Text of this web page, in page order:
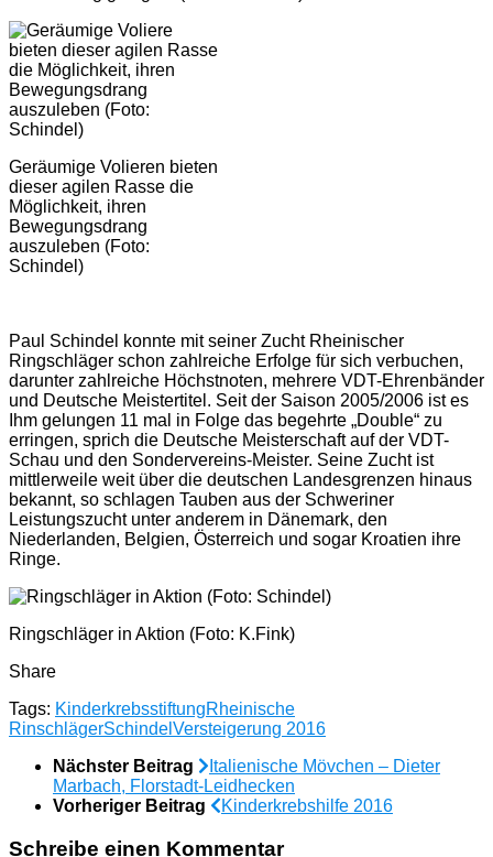
Geräumige Volieren bieten
dieser agilen Rasse die
Möglichkeit, ihren
Bewegungsdrang
auszuleben (Foto:
Schindel)
Paul Schindel konnte mit seiner Zucht Rheinischer
Ringschläger schon zahlreiche Erfolge für sich verbuchen,
darunter zahlreiche Höchstnoten, mehrere VDT-Ehrenbänder
und Deutsche Meistertitel. Seit der Saison 2005/2006 ist es
Ihm gelungen 11 mal in Folge das begehrte „Double“ zu
erringen, sprich die Deutsche Meisterschaft auf der VDT-
Schau und den Sondervereins-Meister. Seine Zucht ist
mittlerweile weit über die deutschen Landesgrenzen hinaus
bekannt, so schlagen Tauben aus der Schweriner
Leistungszucht unter anderem in Dänemark, den
Niederlanden, Belgien, Österreich und sogar Kroatien ihre
Ringe.
Ringschläger in Aktion (Foto: K.Fink)
Share
Tags: KinderkrebsstiftungRheinische
RinschlägerSchindel Versteigerung 2016
Nächster Beitrag
Italienische Mövchen – Dieter
Marbach, Florstadt-Leidhecken
Vorheriger Beitrag
Kinderkrebshilfe 2016
Schreibe einen Kommentar